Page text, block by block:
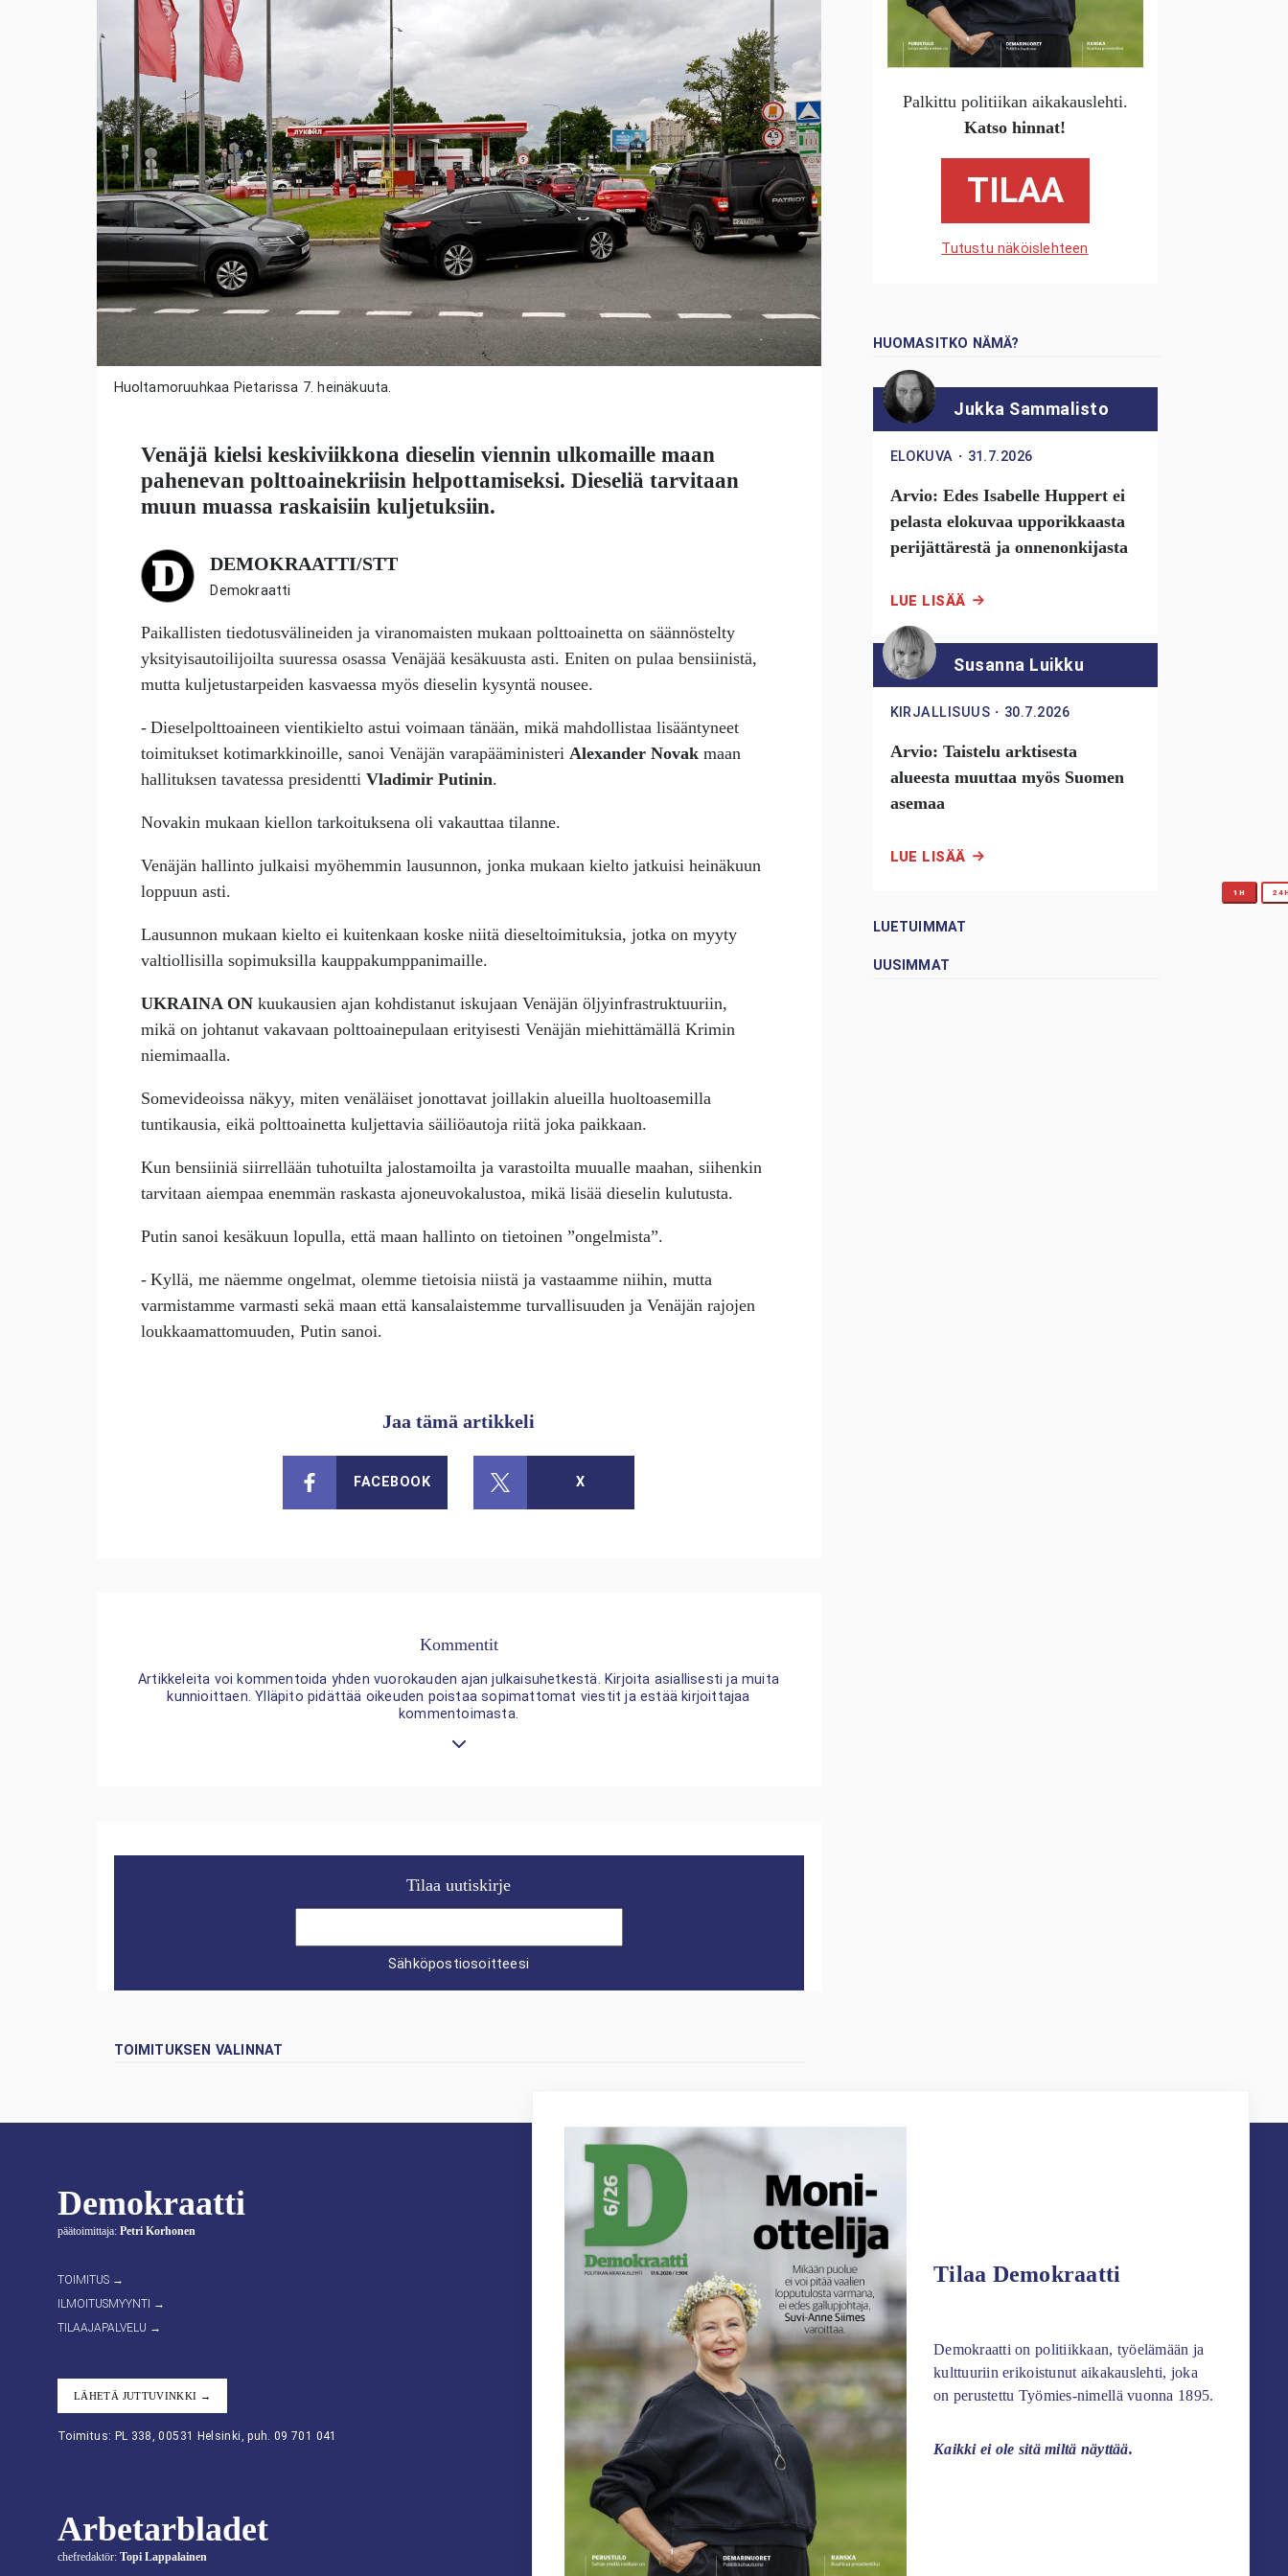
Huoltamoruuhkaa Pietarissa 7. heinäkuuta.
Venäjä kielsi keskiviikkona dieselin viennin ulkomaille maan
pahenevan polttoainekriisin helpottamiseksi. Dieseliä tarvitaan
muun muassa raskaisiin kuljetuksiin.
DEMOKRAATTI/STT
Demokraatti
Paikallisten tiedotusvälineiden ja viranomaisten mukaan polttoainetta on säännöstelty
yksityisautoilijoilta suuressa osassa Venäjää kesäkuusta asti. Eniten on pulaa bensiinistä,
mutta kuljetustarpeiden kasvaessa myös dieselin kysyntä nousee.
- Dieselpolttoaineen vientikielto astui voimaan tänään, mikä mahdollistaa lisääntyneet
toimitukset kotimarkkinoille, sanoi Venäjän varapääministeriAlexander Novak maan
hallituksen tavatessa presidenttiVladimir Putinin.
Novakin mukaan kiellon tarkoituksena oli vakauttaa tilanne.
Venäjän hallinto julkaisi myöhemmin lausunnon, jonka mukaan kielto jatkuisi heinäkuun
loppuun asti.
Lausunnon mukaan kielto ei kuitenkaan koske niitä dieseltoimituksia, jotka on myyty
valtiollisilla sopimuksilla kauppakumppanimaille.
UKRAINA ON kuukausien ajan kohdistanut iskujaan Venäjän öljyinfrastruktuuriin,
mikä on johtanut vakavaan polttoainepulaan erityisesti Venäjän miehittämällä Krimin
niemimaalla.
Somevideoissa näkyy, miten venäläiset jonottavat joillakin alueilla huoltoasemilla
tuntikausia, eikä polttoainetta kuljettavia säiliöautoja riitä joka paikkaan.
Kun bensiiniä siirrellään tuhotuilta jalostamoilta ja varastoilta muualle maahan, siihenkin
tarvitaan aiempaa enemmän raskasta ajoneuvokalustoa, mikä lisää dieselin kulutusta.
Putin sanoi kesäkuun lopulla, että maan hallinto on tietoinen ”ongelmista”.
- Kyllä, me näemme ongelmat, olemme tietoisia niistä ja vastaamme niihin, mutta
varmistamme varmasti sekä maan että kansalaistemme turvallisuuden ja Venäjän rajojen
loukkaamattomuuden, Putin sanoi.
Jaa tämä artikkeli
FACEBOOK X
Kommentit
Artikkeleita voi kommentoida yhden vuorokauden ajan julkaisuhetkestä. Kirjoita asiallisesti ja muita
kunnioittaen. Ylläpito pidättää oikeuden poistaa sopimattomat viestit ja estää kirjoittajaa
kommentoimasta.
Tilaa uutiskirje
Sähköpostiosoitteesi
TOIMITUKSEN VALINNAT
Palkittu politiikan aikakauslehti.
Katso hinnat!
TILAA
Tutustu näköislehteen
HUOMASITKO NÄMÄ?
Jukka Sammalisto
ELOKUVA ・ 31.7.2026
Arvio: Edes Isabelle Huppert ei
pelasta elokuvaa upporikkaasta
perijättärestä ja onnenonkijasta
LUE LISÄÄ
Susanna Luikku
KIRJALLISUUS ・ 30.7.2026
Arvio: Taistelu arktisesta
alueesta muuttaa myös Suomen
asemaa
LUE LISÄÄ
LUETUIMMAT
1H
UUSIMMAT
Demokraatti
päätoimittaja: Petri Korhonen
TOIMITUS →
ILMOITUSMYYNTI →
TILAAJAPALVELU →
LÄHETÄ JUTTUVINKKI →
Toimitus: PL 338, 00531 Helsinki, puh. 09 701 041
Arbetarbladet
chefredaktör: Topi Lappalainen
Tilaa Demokraatti
Demokraatti on politiikkaan, työelämään ja
kulttuuriin erikoistunut aikakauslehti, joka
on perustettu Työmies-nimellä vuonna 1895.
Kaikki ei ole sitä miltä näyttää.